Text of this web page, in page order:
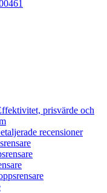
prisvärde och
recensioner